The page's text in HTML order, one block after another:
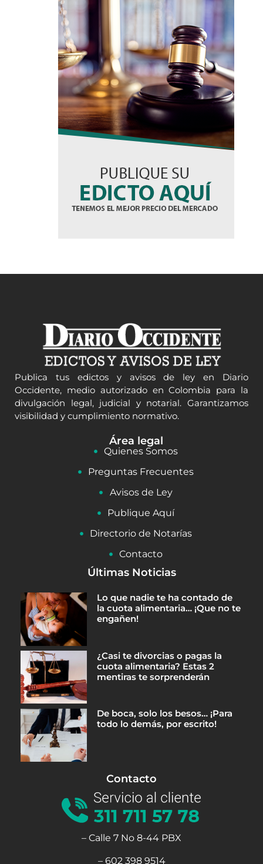
Publica tus edictos y avisos de ley en Diario
Occidente, medio autorizado en Colombia para la
divulgación legal, judicial y notarial. Garantizamos
visibilidad y cumplimiento normativo.
Área legal
Quienes Somos
Preguntas Frecuentes
Avisos de Ley
Publique Aquí
Directorio de Notarías
Contacto
Últimas Noticias
Lo que nadie te ha contado de
la cuota alimentaria… ¡Que no te
engañen!
¿Casi te divorcias o pagas la
cuota alimentaria? Estas 2
mentiras te sorprenderán
De boca, solo los besos… ¡Para
todo lo demás, por escrito!
Contacto
– Calle 7 No 8-44 PBX
– 602 398 9514